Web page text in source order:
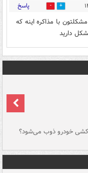
0 پاسخ
با مذاکره اینه که
دارید
خودرو ذوب می‌شود؟